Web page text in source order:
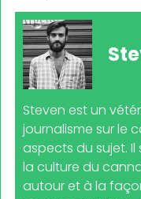
Steven est un
journalisme sur le
aspects du sujet. Il
la culture du
autour et à la